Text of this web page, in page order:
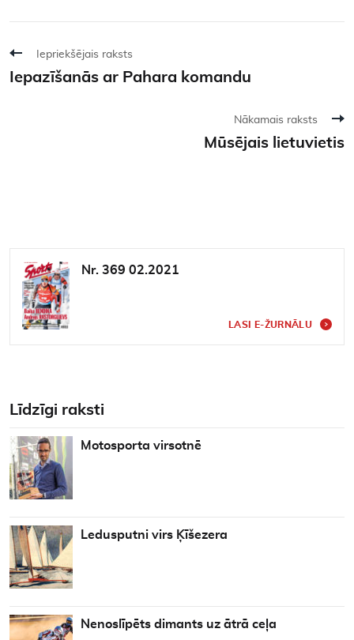
Iepriekšējais raksts
Iepazīšanās ar Pahara komandu
Nākamais raksts
Mūsējais lietuvietis
Nr. 369 02.2021
LASI E-ŽURNĀLU
Līdzīgi raksti
Motosporta virsotnē
Ledusputni virs Ķīšezera
Nenoslīpēts dimants uz ātrā ceļa